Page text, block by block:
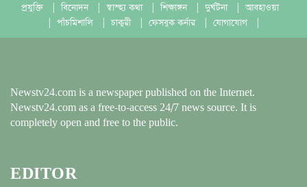
প্রযুক্তি
বিনোদন স্বাস্হ্য কথা শিক্ষাঙ্গন দুর্ঘটনা
আবহাওয়া
পাঁচমিশালি চাকুরী ফেসবুক কর্নার যোগাযোগ
Newstv24.com is a newspaper published on the Internet.
Newstv24.com as a free-to-access 24/7 news source. It is
completely open and free to the public.
EDITOR